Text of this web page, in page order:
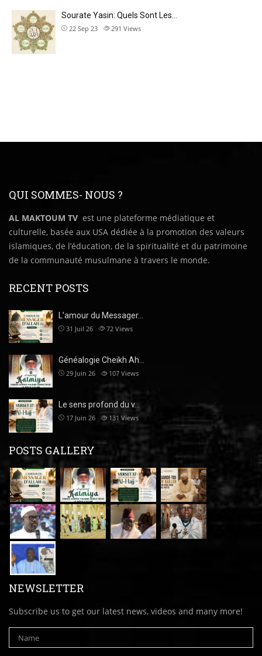
Sourate Yasin: Quels Sont Les…
22 Sep 23 291 Views
QUI SOMMES- NOUS ?
AL MAKTOUM TV est une plateforme médiatique et
culturelle, basée aux USA dédiée à la promotion des valeurs
islamiques, de l’éducation, de la spiritualité et du patrimoine
de la communauté musulmane à travers le monde.
RECENT POSTS
L’amour du Messager…
31 Juil 26 72 Views
Généalogie Cheikh Ah…
29 Juin 26 107 Views
Le sens profond du v…
17 Juin 26 131 Views
POSTS GALLERY
NEWSLETTER
Subscribe us to get our latest news, videos and many more!